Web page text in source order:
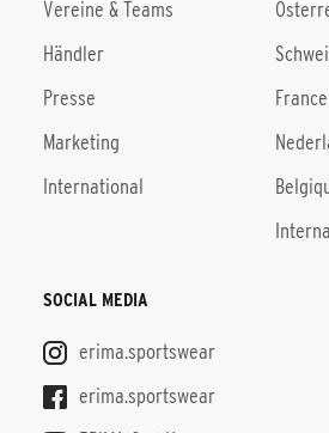
Vereine & Teams
Händler
Presse
Marketing
International
France
SOCIAL MEDIA
erima.sportswear
erima.sportswear